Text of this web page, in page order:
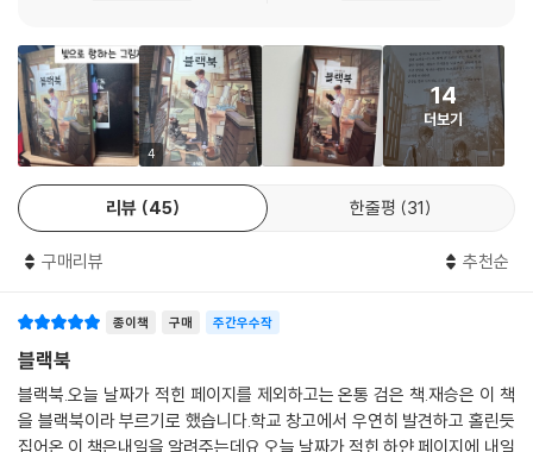
로 북적거린다. 갑작스레 변한 일상에 재승은 휩쓸리듯, 블랙북에 아이들
이 필요로 하는 질문을 의미 없이 써 내려간다. 그렇게 큰 폭의 감정 변화를
경험하며 갈팡질팡하던 재승은 점점 자신만이 아는 누군가의 ‘내일’의 무
게를 체감한다. 동시에 내일에 대한 발설이 누군가에겐 행복이고, 또 다른
누군가에겐 두려움이자 괴로움이라는 사실을 깨닫는다. 그런 재승을 더욱
절망하게 만드는 것은 내일을 미리 아는 것만으론 같은 반 소진이를 폭력
에서 구할 수 없다는 사실이었다.
오늘보다 내일을 더 욕망하는 사람들에게
그동안은 혼자 지내도 별 아쉬움이 없다고 생각했던 재승의 일상에 블랙북
과 반 친구들이 끼어들면서, 한번 생겨난 일상의 균열은 거침없이 번져 나
간다. 그런데 아이러니하게도 그런 균열을 메우는 것은 그 균열의 원인인
‘친구’들이었다. 국어 수행 평가로 모둠별 단편 영화를 촬영하게 된 재승은
4
14
더보기
리뷰 45 한줄평 31
구매리뷰 추천순
종이책 구매 주간우수작
블랙북
블랙북.오늘 날짜가 적힌 페이지를 제외하고는 온통 검은 책.재승은 이 책
을 블랙북이라 부르기로 했습니다.학교 창고에서 우연히 발견하고 홀린듯
집어온 이 책은내일을 알려주는데요.오늘 날짜가 적힌 하얀 페이지에 내일